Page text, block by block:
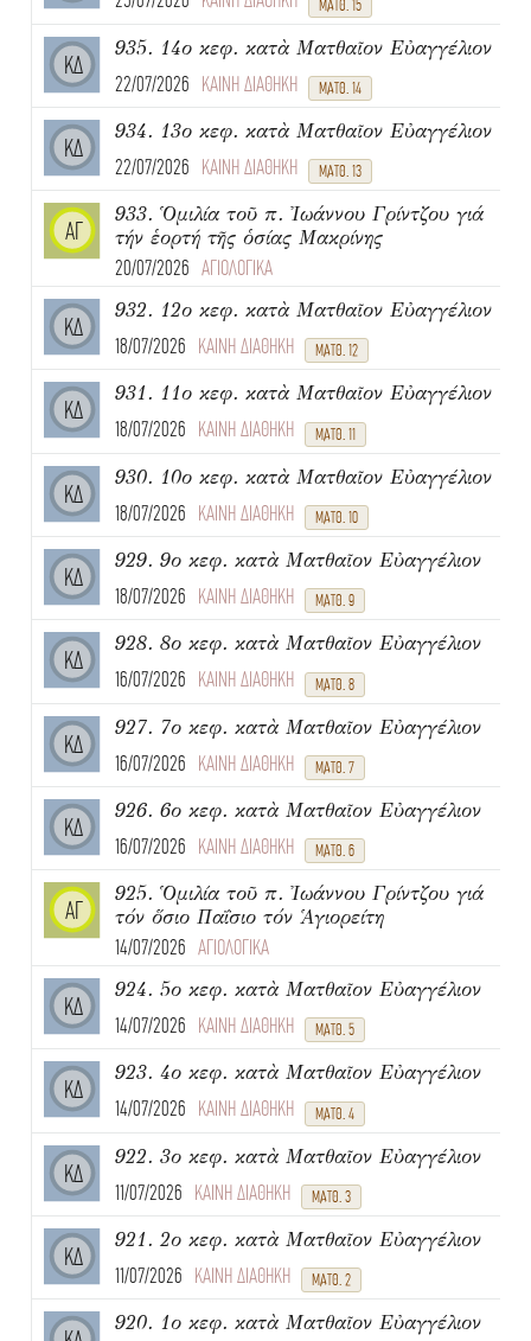
ΜΑΤΘ. 15
ΚΔ
935. 14ο κεφ. κατὰ Ματθαῖον Εὐαγγέλιον
22/07/2026 ΚΑΙΝΗ ΔΙΑΘΗΚΗ ΜΑΤΘ. 14
ΚΔ
934. 13ο κεφ. κατὰ Ματθαῖον Εὐαγγέλιον
22/07/2026 ΚΑΙΝΗ ΔΙΑΘΗΚΗ ΜΑΤΘ. 13
ΑΓ
933. Ὁμιλία τοῦ π. Ἰωάννου Γρίντζου γιά
τήν ἑορτή τῆς ὁσίας Μακρίνης
20/07/2026 ΑΓΙΟΛΟΓΙΚΑ
ΚΔ
932. 12ο κεφ. κατὰ Ματθαῖον Εὐαγγέλιον
18/07/2026 ΚΑΙΝΗ ΔΙΑΘΗΚΗ ΜΑΤΘ. 12
ΚΔ
931. 11ο κεφ. κατὰ Ματθαῖον Εὐαγγέλιον
18/07/2026 ΚΑΙΝΗ ΔΙΑΘΗΚΗ ΜΑΤΘ. 11
ΚΔ
930. 10ο κεφ. κατὰ Ματθαῖον Εὐαγγέλιον
18/07/2026 ΚΑΙΝΗ ΔΙΑΘΗΚΗ ΜΑΤΘ. 10
ΚΔ
929. 9ο κεφ. κατὰ Ματθαῖον Εὐαγγέλιον
18/07/2026 ΚΑΙΝΗ ΔΙΑΘΗΚΗ ΜΑΤΘ. 9
ΚΔ
928. 8ο κεφ. κατὰ Ματθαῖον Εὐαγγέλιον
16/07/2026 ΚΑΙΝΗ ΔΙΑΘΗΚΗ ΜΑΤΘ. 8
ΚΔ
927. 7ο κεφ. κατὰ Ματθαῖον Εὐαγγέλιον
16/07/2026 ΚΑΙΝΗ ΔΙΑΘΗΚΗ ΜΑΤΘ. 7
ΚΔ
926. 6ο κεφ. κατὰ Ματθαῖον Εὐαγγέλιον
16/07/2026 ΚΑΙΝΗ ΔΙΑΘΗΚΗ ΜΑΤΘ. 6
ΑΓ
925. Ὁμιλία τοῦ π. Ἰωάννου Γρίντζου γιά
τόν ὅσιο Παΐσιο τόν Ἁγιορείτη
14/07/2026 ΑΓΙΟΛΟΓΙΚΑ
ΚΔ
924. 5ο κεφ. κατὰ Ματθαῖον Εὐαγγέλιον
14/07/2026 ΚΑΙΝΗ ΔΙΑΘΗΚΗ ΜΑΤΘ. 5
ΚΔ
923. 4ο κεφ. κατὰ Ματθαῖον Εὐαγγέλιον
14/07/2026 ΚΑΙΝΗ ΔΙΑΘΗΚΗ ΜΑΤΘ. 4
ΚΔ
922. 3ο κεφ. κατὰ Ματθαῖον Εὐαγγέλιον
11/07/2026 ΚΑΙΝΗ ΔΙΑΘΗΚΗ ΜΑΤΘ. 3
ΚΔ
921. 2ο κεφ. κατὰ Ματθαῖον Εὐαγγέλιον
11/07/2026 ΚΑΙΝΗ ΔΙΑΘΗΚΗ ΜΑΤΘ. 2
920. 1ο κεφ. κατὰ Ματθαῖον Εὐαγγέλιον